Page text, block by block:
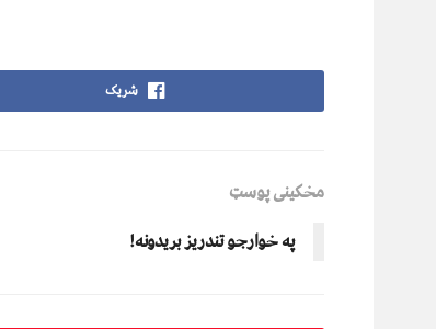
شریک
مخکینی پوسټ
په خوارجو تندریز بریدونه!